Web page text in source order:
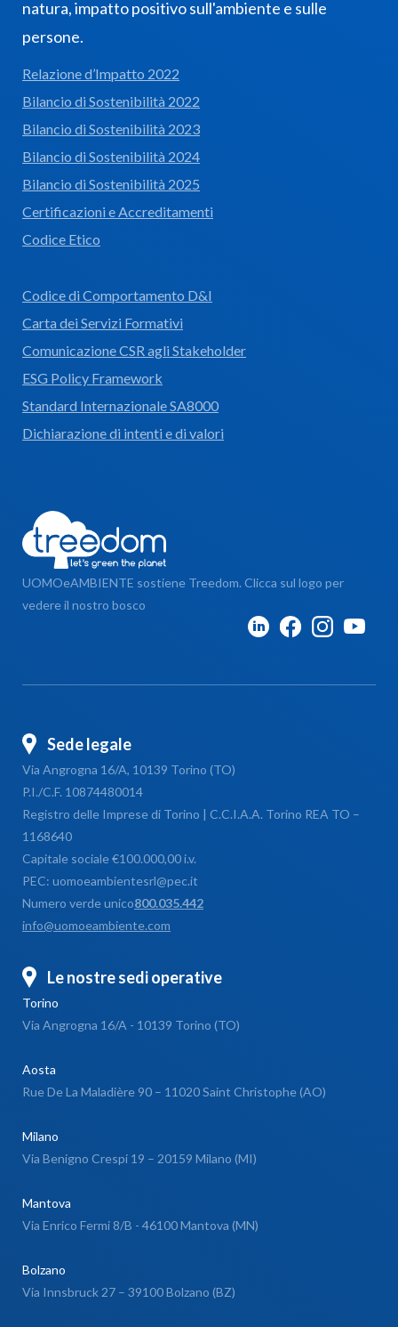
natura, impatto positivo sull'ambiente e sulle
persone.
Relazione d’Impatto 2022
Bilancio di Sostenibilità 2022
Bilancio di Sostenibilità 2023
Bilancio di Sostenibilità 2024
Bilancio di Sostenibilità 2025
Certificazioni e Accreditamenti
Codice Etico
Codice di Comportamento D&I
Carta dei Servizi Formativi
Comunicazione CSR agli Stakeholder
ESG Policy Framework
Standard Internazionale SA8000
Dichiarazione di intenti e di valori
UOMOeAMBIENTE sostiene Treedom. Clicca sul logo per
vedere il nostro bosco
Sede legale
Via Angrogna 16/A, 10139 Torino (TO)
P.I./C.F. 10874480014
Registro delle Imprese di Torino | C.C.I.A.A. Torino REA TO –
1168640
Capitale sociale €100.000,00 i.v.
PEC: uomoeambientesrl@pec.it
Numero verde unico800.035.442
info@uomoeambiente.com
Le nostre sedi operative
Torino
Via Angrogna 16/A - 10139 Torino (TO)
Aosta
Rue De La Maladière 90 – 11020 Saint Christophe (AO)
Milano
Via Benigno Crespi 19 – 20159 Milano (MI)
Mantova
Via Enrico Fermi 8/B - 46100 Mantova (MN)
Bolzano
Via Innsbruck 27 – 39100 Bolzano (BZ)